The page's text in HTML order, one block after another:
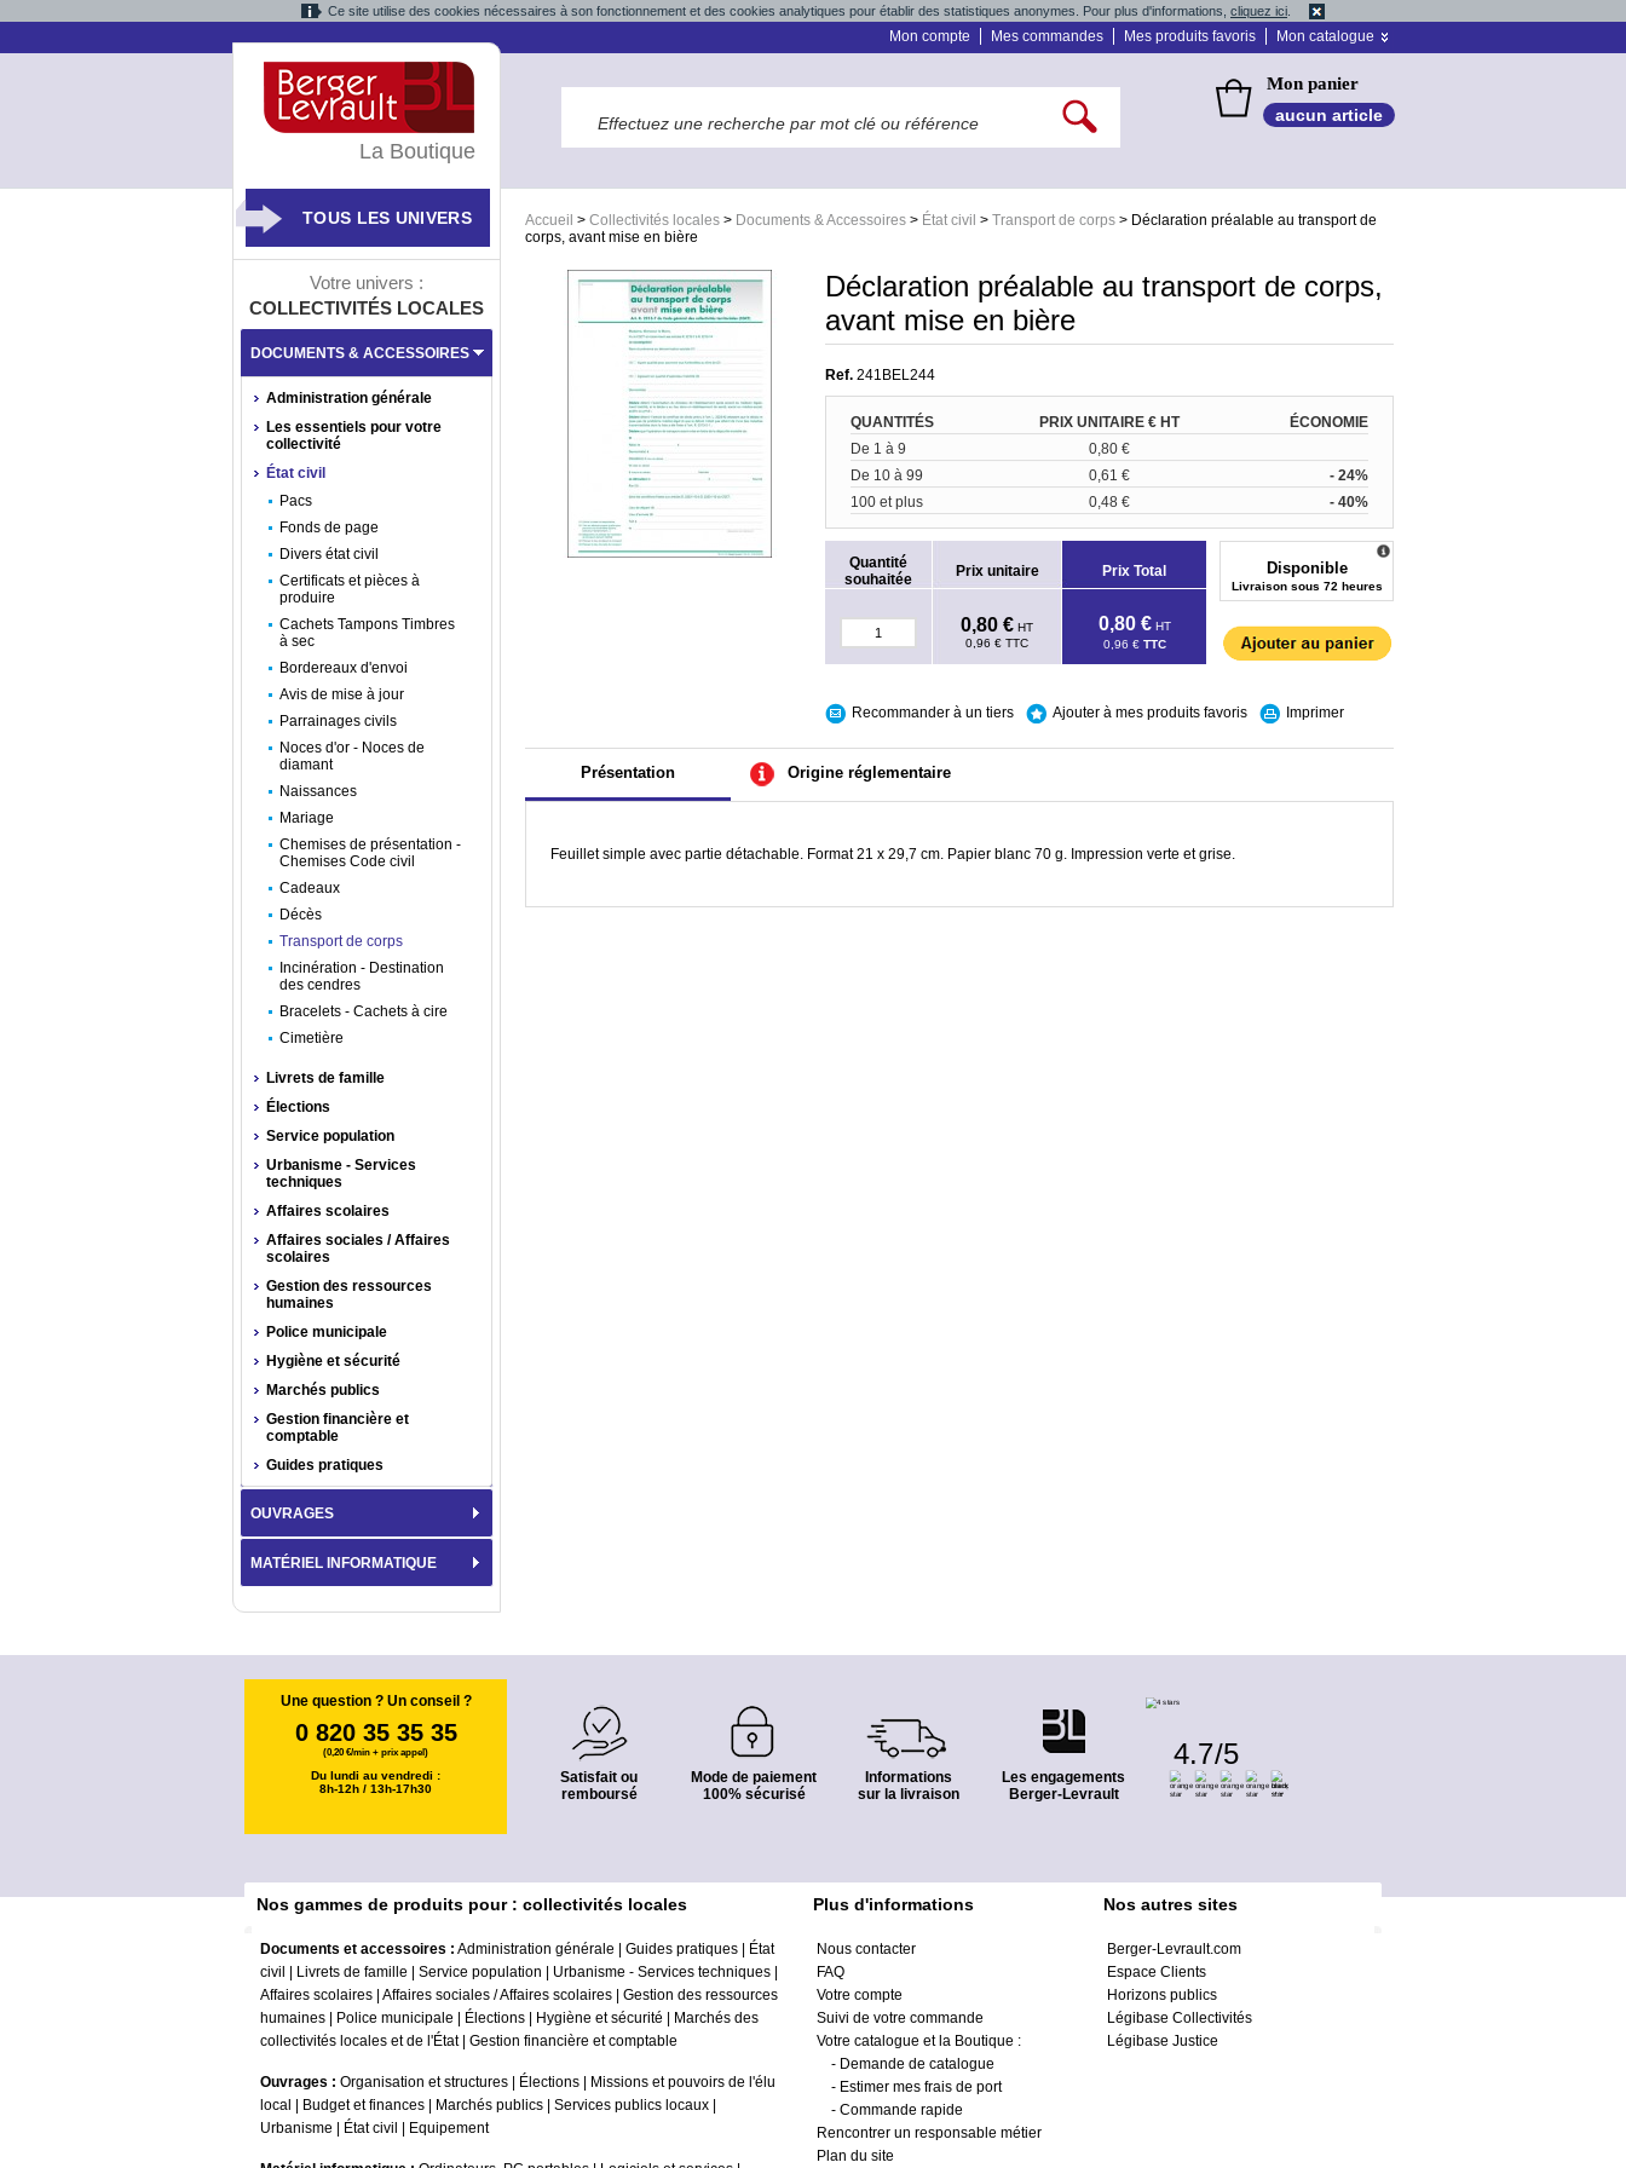
Ce site utilise des cookies nécessaires à son fonctionnement et des cookies analytiques pour établir des statistiques anonymes. Pour plus d'informations, cliquez ici
Mon compte Mes commandes Mes produits favoris Mon catalogue
Mon panier
aucun article
Accueil > Collectivités locales > Documents & Accessoires > État civil > Transport de corps > Déclaration préalable au transport de
corps, avant mise en bière
Déclaration préalable au transport de corps,
avant mise en bière
Ref. 241BEL244
QUANTITÉS PRIX UNITAIRE € HT
ÉCONOMIE
De 1 à 9
0,80 €
De 10 à 99
0,61 €
- 24%
100 et plus
0,48 € - 40%
Quantité
souhaitée
Prix unitaire Prix Total
0,80 € HT
0,96 € TTC
0,80 € HT
0,96 € TTC
Disponible
Livraison sous 72 heures
Recommander à un tiers Ajouter à mes produits favoris Imprimer
Présentation Origine réglementaire
Feuillet simple avec partie détachable. Format 21 x 29,7 cm. Papier blanc 70 g. Impression verte et grise.
La Boutique
TOUS LES UNIVERS
Votre univers :
COLLECTIVITÉS LOCALES
DOCUMENTS & ACCESSOIRES
Administration générale
Les essentiels pour votre
collectivité
État civil
Pacs
Fonds de page
Divers état civil
Certificats et pièces à
produire
Cachets Tampons Timbres
à sec
Bordereaux d'envoi
Avis de mise à jour
Parrainages civils
Noces d'or - Noces de
diamant
Naissances
Mariage
Chemises de présentation -
Chemises Code civil
Cadeaux
Décès
Transport de corps
Incinération - Destination
des cendres
Bracelets - Cachets à cire
Cimetière
Livrets de famille
Élections
Service population
Urbanisme - Services
techniques
Affaires scolaires
Affaires sociales / Affaires
scolaires
Gestion des ressources
humaines
Police municipale
Hygiène et sécurité
Marchés publics
Gestion financière et
comptable
Guides pratiques
OUVRAGES
MATÉRIEL INFORMATIQUE
Une question ? Un conseil ?
0 820 35 35 35
(0,20 €/min + prix appel)
Du lundi au vendredi :
8h-12h / 13h-17h30
Satisfait ou
remboursé
Mode de paiement
100% sécurisé
Informations
sur la livraison
Les engagements
Berger-Levrault
4.7/5
Nos gammes de produits pour : collectivités locales
Documents et accessoires : Administration générale Guides pratiques
État
civil
Livrets de famille Service population Urbanisme - Services techniques
Affaires scolaires Affaires sociales / Affaires scolaires
Gestion des ressources
humaines
Police municipale Élections Hygiène et sécurité
Marchés des
collectivités locales et de l'État Gestion financière et comptable
Ouvrages : Organisation et structures Élections
Missions et pouvoirs de l'élu
local
Budget et finances Marchés publics Services publics locaux
Urbanisme
État civil Equipement
Plus d'informations
Nous contacter
FAQ
Votre compte
Suivi de votre commande
Votre catalogue et la Boutique :
- Demande de catalogue
- Estimer mes frais de port
- Commande rapide
Rencontrer un responsable métier
Plan du site
Nos autres sites
Berger-Levrault.com
Espace Clients
Horizons publics
Légibase Collectivités
Légibase Justice